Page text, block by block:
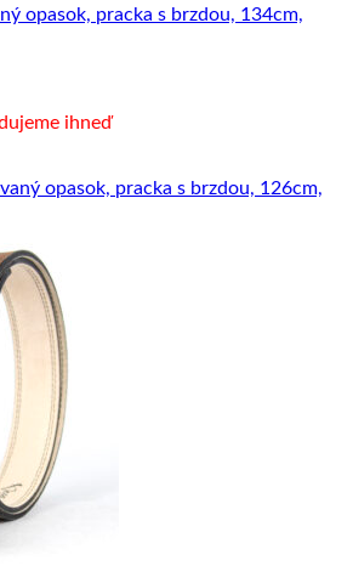
opasok, pracka s brzdou, 134cm,
ihneď